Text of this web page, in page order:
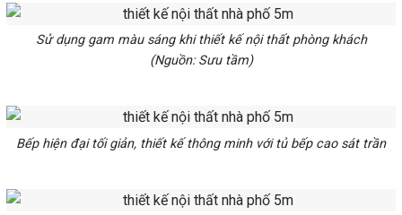
Sử dụng gam màu sáng khi thiết kế nội thất phòng khách
(Nguồn: Sưu tầm)
Bếp hiện đại tối giản, thiết kế thông minh với tủ bếp cao sát trần